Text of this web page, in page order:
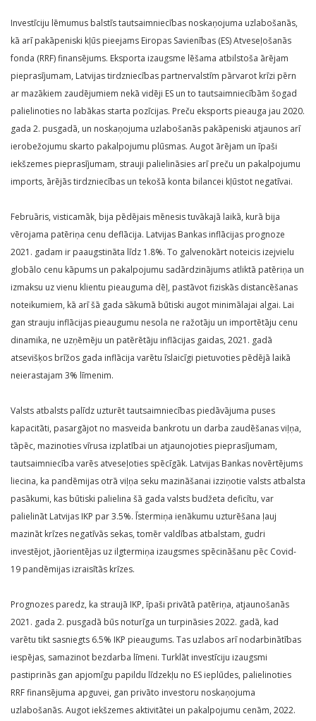
Investīciju lēmumus balstīs tautsaimniecības noskaņojuma uzlabošanās,
kā arī pakāpeniski kļūs pieejams Eiropas Savienības (ES) Atveseļošanās
fonda (RRF) finansējums. Eksporta izaugsme lēšama atbilstoša ārējam
pieprasījumam, Latvijas tirdzniecības partnervalstīm pārvarot krīzi pērn
ar mazākiem zaudējumiem nekā vidēji ES un to tautsaimniecībām šogad
palielinoties no labākas starta pozīcijas. Preču eksports pieauga jau 2020.
gada 2. pusgadā, un noskaņojuma uzlabošanās pakāpeniski atjaunos arī
ierobežojumu skarto pakalpojumu plūsmas. Augot ārējam un īpaši
iekšzemes pieprasījumam, strauji palielināsies arī preču un pakalpojumu
imports, ārējās tirdzniecības un tekošā konta bilancei kļūstot negatīvai.
Februāris, visticamāk, bija pēdējais mēnesis tuvākajā laikā, kurā bija
vērojama patēriņa cenu deflācija. Latvijas Bankas inflācijas prognoze
2021. gadam ir paaugstināta līdz 1.8%. To galvenokārt noteicis izejvielu
globālo cenu kāpums un pakalpojumu sadārdzinājums atliktā patēriņa un
izmaksu uz vienu klientu pieauguma dēļ, pastāvot fiziskās distancēšanas
noteikumiem, kā arī šā gada sākumā būtiski augot minimālajai algai. Lai
gan strauju inflācijas pieaugumu nesola ne ražotāju un importētāju cenu
dinamika, ne uzņēmēju un patērētāju inflācijas gaidas, 2021. gadā
atsevišķos brīžos gada inflācija varētu īslaicīgi pietuvoties pēdējā laikā
neierastajam 3% līmenim.
Valsts atbalsts palīdz uzturēt tautsaimniecības piedāvājuma puses
kapacitāti, pasargājot no masveida bankrotu un darba zaudēšanas viļņa,
tāpēc, mazinoties vīrusa izplatībai un atjaunojoties pieprasījumam,
tautsaimniecība varēs atveseļoties spēcīgāk. Latvijas Bankas novērtējums
liecina, ka pandēmijas otrā viļņa seku mazināšanai izziņotie valsts atbalsta
pasākumi, kas būtiski palielina šā gada valsts budžeta deficītu, var
palielināt Latvijas IKP par 3.5%. Īstermiņa ienākumu uzturēšana ļauj
mazināt krīzes negatīvās sekas, tomēr valdības atbalstam, gudri
investējot, jāorientējas uz ilgtermiņa izaugsmes spēcināšanu pēc Covid-
19 pandēmijas izraisītās krīzes.
Prognozes paredz, ka straujā IKP, īpaši privātā patēriņa, atjaunošanās
2021. gada 2. pusgadā būs noturīga un turpināsies 2022. gadā, kad
varētu tikt sasniegts 6.5% IKP pieaugums. Tas uzlabos arī nodarbinātības
iespējas, samazinot bezdarba līmeni. Turklāt investīciju izaugsmi
pastiprinās gan apjomīgu papildu līdzekļu no ES ieplūdes, palielinoties
RRF finansējuma apguvei, gan privāto investoru noskaņojuma
uzlabošanās. Augot iekšzemes aktivitātei un pakalpojumu cenām, 2022.